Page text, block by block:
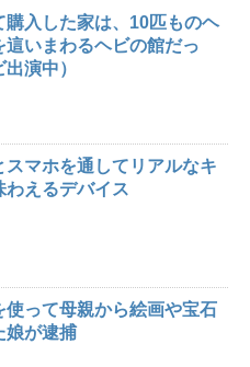
購入した家は、10匹ものヘ
這いまわるヘビの館だっ
演中）
スマホを通してリアルなキ
わえるデバイス
使って母親から絵画や宝石
娘が逮捕